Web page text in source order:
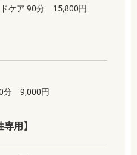
ドケア 90分 15,800円
分 9,000円
用】